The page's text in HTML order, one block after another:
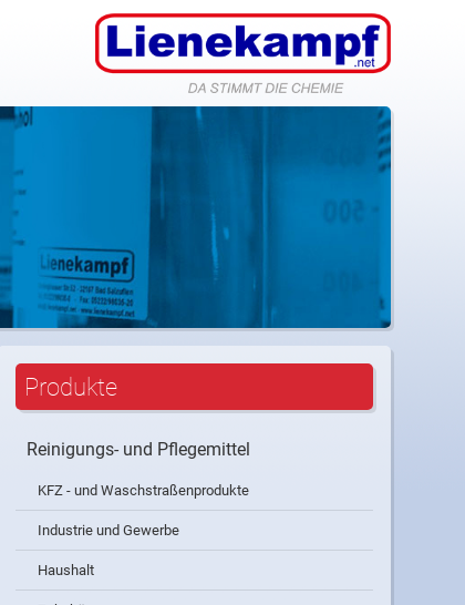
Produkte
Reinigungs- und Pflegemittel
KFZ - und Waschstraßenprodukte
Industrie und Gewerbe
Haushalt